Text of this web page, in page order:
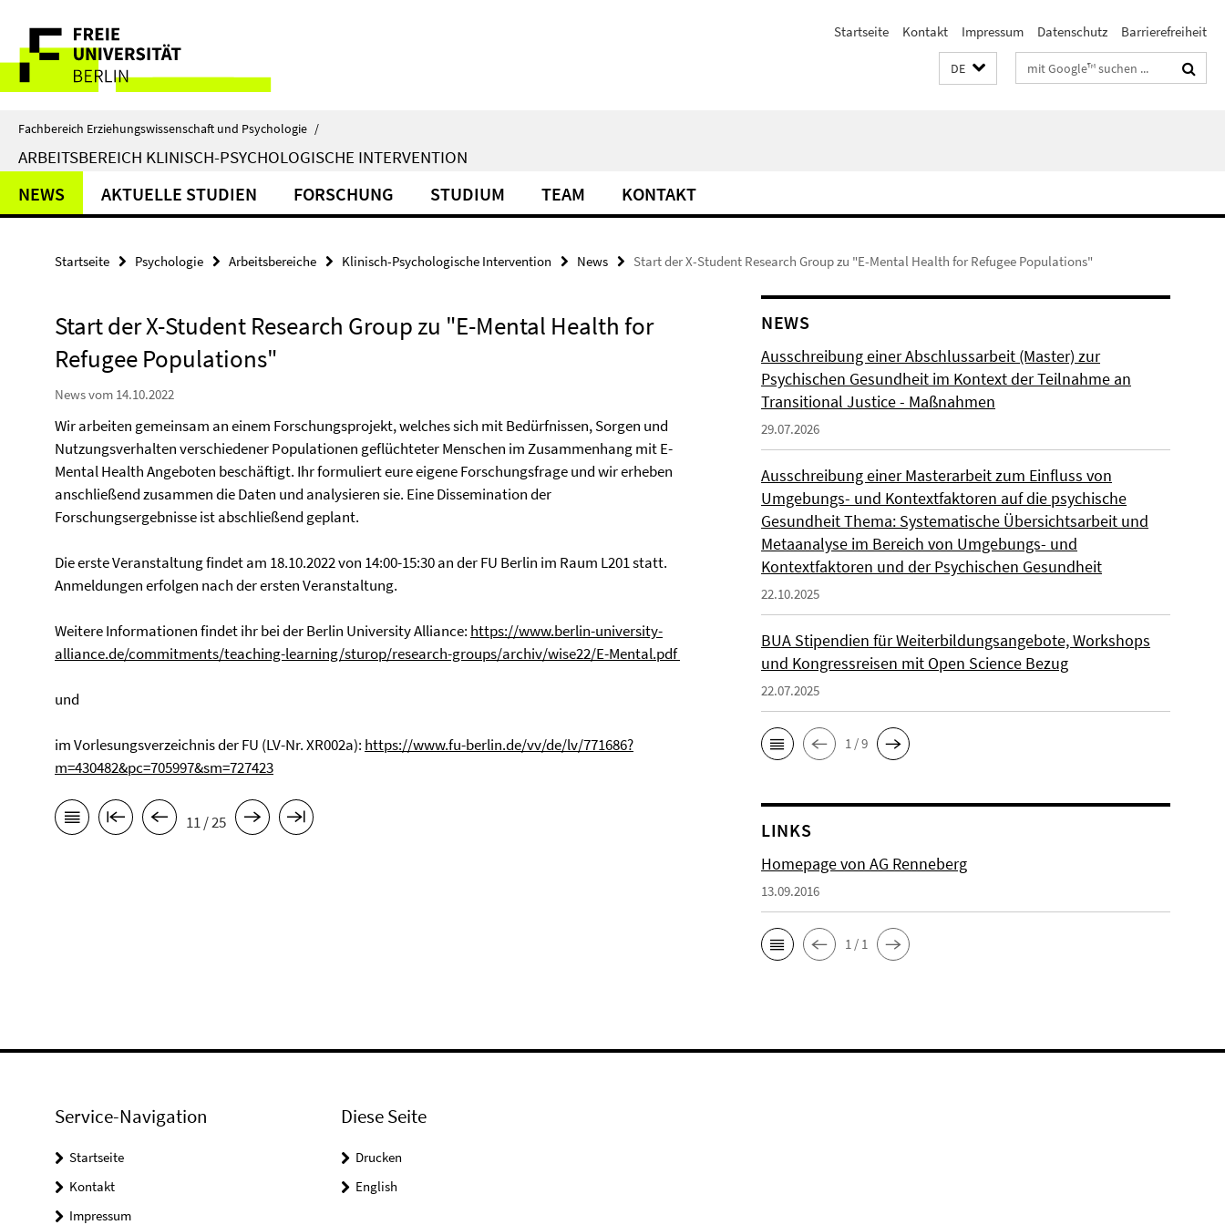
direkt
Inhalt
Service-
Navigation
Startseite Kontakt Impressum Datenschutz Barrierefreiheit
DE Suchbegriffe
Fachbereich Erziehungswissenschaft und Psychologie /
ARBEITSBEREICH KLINISCH-PSYCHOLOGISCHE INTERVENTION
NEWS AKTUELLE STUDIEN FORSCHUNG STUDIUM TEAM KONTAKT
Startseite Psychologie Arbeitsbereiche Klinisch-Psychologische Intervention News Start der X-Student Research Group zu "E-Mental Health for Refugee Populations"
Start der X-Student Research Group zu "E-Mental Health for
Refugee Populations"
News vom 14.10.2022
Wir arbeiten gemeinsam an einem Forschungsprojekt, welches sich mit Bedürfnissen, Sorgen und
Nutzungsverhalten verschiedener Populationen geflüchteter Menschen im Zusammenhang mit E-
Mental Health Angeboten beschäftigt. Ihr formuliert eure eigene Forschungsfrage und wir erheben
anschließend zusammen die Daten und analysieren sie. Eine Dissemination der
Forschungsergebnisse ist abschließend geplant.
Die erste Veranstaltung findet am 18.10.2022 von 14:00-15:30 an der FU Berlin im Raum L201 statt.
Anmeldungen erfolgen nach der ersten Veranstaltung.
Weitere Informationen findet ihr bei der Berlin University Alliance: https://www.berlin-university-
alliance.de/commitments/teaching-learning/sturop/research-groups/archiv/wise22/E-Mental.pdf
und
im Vorlesungsverzeichnis der FU (LV-Nr. XR002a): https://www.fu-berlin.de/vv/de/lv/771686?
m=430482&pc=705997&sm=727423
11 / 25
NEWS
Ausschreibung einer Abschlussarbeit (Master) zur
Psychischen Gesundheit im Kontext der Teilnahme an
Transitional Justice - Maßnahmen
29.07.2026
Ausschreibung einer Masterarbeit zum Einfluss von
Umgebungs- und Kontextfaktoren auf die psychische
Gesundheit Thema: Systematische Übersichtsarbeit und
Metaanalyse im Bereich von Umgebungs- und
Kontextfaktoren und der Psychischen Gesundheit
22.10.2025
BUA Stipendien für Weiterbildungsangebote, Workshops
und Kongressreisen mit Open Science Bezug
22.07.2025
1 / 9
LINKS
Homepage von AG Renneberg
13.09.2016
1 / 1
Service-Navigation
Startseite
Kontakt
Impressum
Diese Seite
Drucken
English